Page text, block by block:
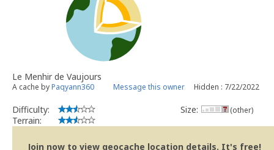
Le Menhir de Vaujours
A cache byPaqyann360 Message this owner Hidden : 7/22/2022
Difficulty:
Terrain:
Size: (other)
Join now to view geocache location details. It's free!